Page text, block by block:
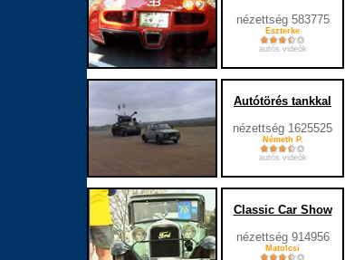
nézettség 583775
Eszterke
autós videók
Autótörés tankkal
nézettség 1625525
Németh P.
autós videók
Classic Car Show
nézettség 914956
Matolcsi